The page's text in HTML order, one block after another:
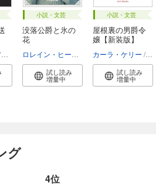
岡本香
小説・文芸
没落公爵と氷の
花
さとう史緒
試し読み
増量中
小説・文芸
屋根裏の男爵令
嬢【新装版】
カーラ・ケリー
試し読み
増量中
グ
4位